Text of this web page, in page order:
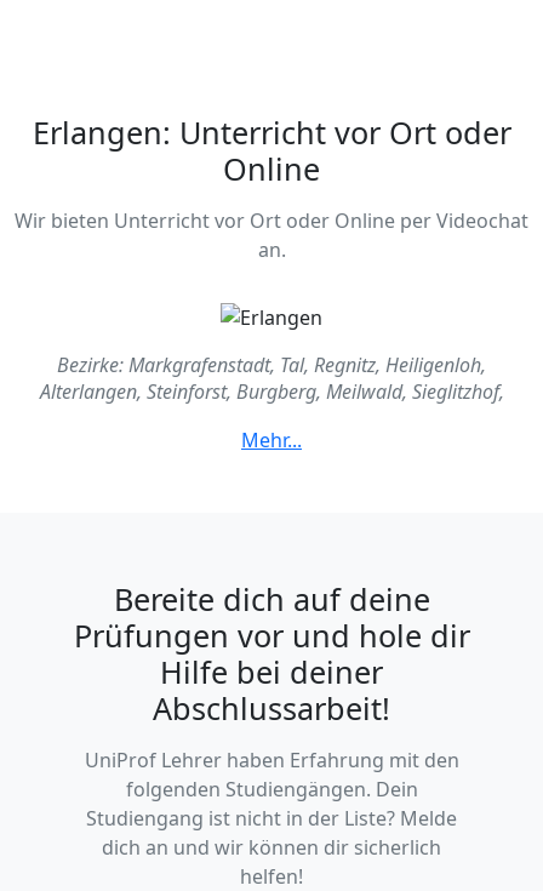
Erlangen: Unterricht vor Ort oder
Online
Wir bieten Unterricht vor Ort oder Online per Videochat
an.
Bezirke: Markgrafenstadt, Tal, Regnitz, Heiligenloh,
Alterlangen, Steinforst, Burgberg, Meilwald, Sieglitzhof,
Sebaldus, Anger, Rathenau, Schönfeld, Bachfeld, Bierlach,
Bereite dich auf deine
Prüfungen vor und hole dir
Hilfe bei deiner
Abschlussarbeit!
UniProf Lehrer haben Erfahrung mit den
folgenden Studiengängen. Dein
Studiengang ist nicht in der Liste? Melde
dich an und wir können dir sicherlich
helfen!